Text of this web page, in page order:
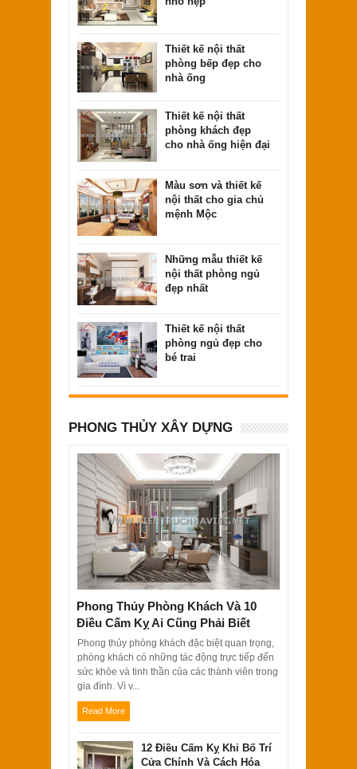
Thiết kế nội thất
phòng bếp đẹp cho
nhà ống
Thiết kế nội thất
phòng khách đẹp
cho nhà ống hiện đại
Màu sơn và thiết kế
nội thất cho gia chủ
mệnh Mộc
Những mẫu thiết kế
nội thất phòng ngủ
đẹp nhất
Thiết kế nội thất
phòng ngủ đẹp cho
bé trai
PHONG THỦY XÂY DỰNG
Phong Thủy Phòng Khách Và 10
Điều Cấm Kỵ Ai Cũng Phải Biết
Phong thủy phòng khách đặc biệt quan trọng,
phòng khách có những tác động trực tiếp đến
sức khỏe và tinh thần của các thành viên trong
gia đình. Vì v...
Read More
12 Điều Cấm Kỵ Khi Bố Trí
Cửa Chính Và Cách Hóa